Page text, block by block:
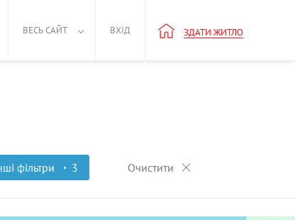
ВЕСЬ САЙТ ВХІД ЗДАТИ ЖИТЛО
фільтри 3 Очистити